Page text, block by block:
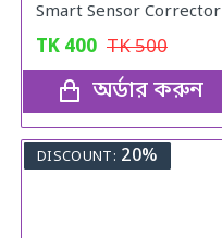
Smart Sensor Corrector
TK 400 TK500
অর্ডার করুন
DISCOUNT: 20%